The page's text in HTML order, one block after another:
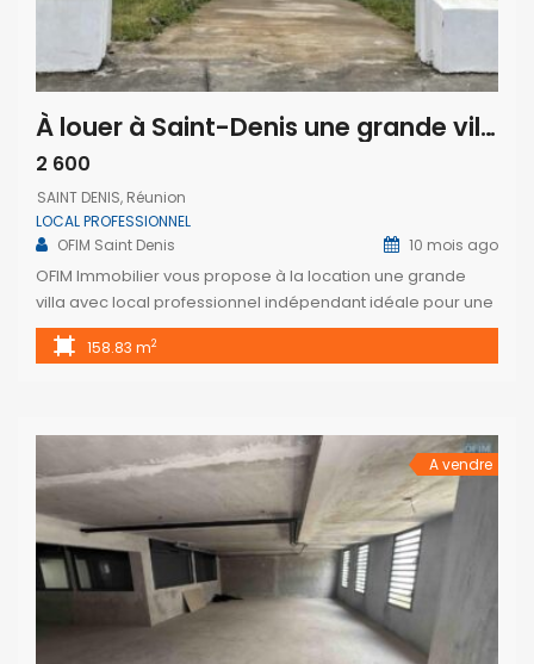
À louer à Saint-Denis une grande villa avec local professionnel indépendant idéale profession libérale
2 600
SAINT DENIS, Réunion
LOCAL PROFESSIONNEL
OFIM Saint Denis
10 mois ago
OFIM Immobilier vous propose à la location une grande
villa avec local professionnel indépendant idéale pour une
profession libérale, située en plein centre-ville de Saint
Denis, dans une rue calme. Cette villa de 158,83 m² avec un
L’espace professionnel est indépendant et accessible […]
158.83 m2
A vendre